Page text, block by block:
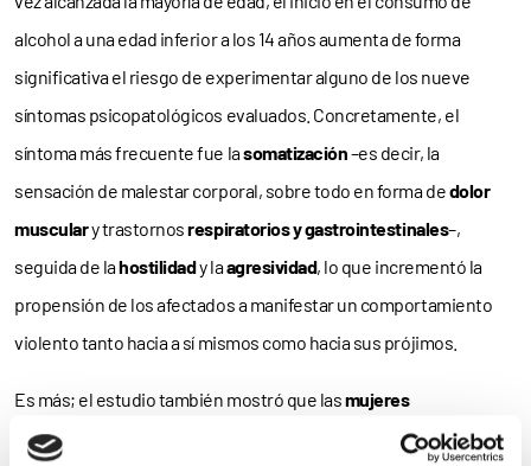
alcohol a una edad inferior a los 14 años aumenta de forma
significativa el riesgo de experimentar alguno de los nueve
síntomas psicopatológicos evaluados. Concretamente, el
síntoma más frecuente fue lasomatización–es decir, la
sensación de malestar corporal, sobre todo en forma dedolor
musculary trastornosrespiratorios y gastrointestinales–,
seguida de lahostilidady laagresividad, lo que incrementó la
propensión de los afectados a manifestar un comportamiento
violento tanto hacia a sí mismos como hacia sus prójimos.
Es más; el estudio también mostró que lasmujeres
adolescentes tienen una
al alcohol que sus